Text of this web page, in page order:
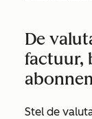
De
factuur,
Stel de